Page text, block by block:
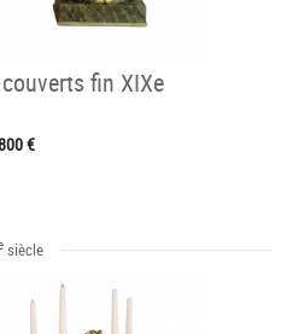
fin XIXe
€
siècle